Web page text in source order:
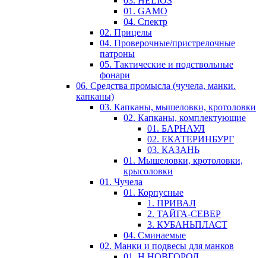
01. GAMO
04. Спектр
02. Прицелы
04. Проверочные/пристрелочные
патроны
05. Тактические и подствольные
фонари
06. Средства промысла (чучела, манки.
капканы)
03. Капканы, мышеловки, кротоловки
02. Капканы, комплектующие
01. БАРНАУЛ
02. ЕКАТЕРИНБУРГ
03. КАЗАНЬ
01. Мышеловки, кротоловки,
крысоловки
01. Чучела
01. Корпусные
1. ПРИВАЛ
2. ТАЙГА-СЕВЕР
3. КУБАНЬПЛАСТ
04. Сминаемые
02. Манки и подвесы для манков